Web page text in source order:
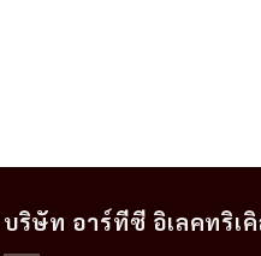
บริษัท อาร์ทีซี อิเลคทริเ